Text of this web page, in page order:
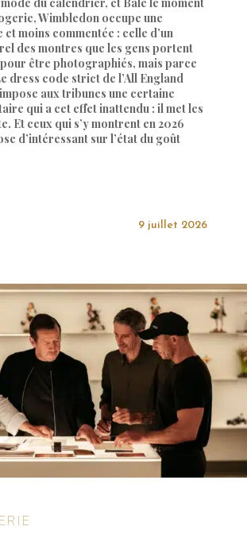
Wimbledon occupe une
moins commentée : celle d’un
des montres que les gens portent
être photographiés, mais parce
dress code strict de l’All England
aux tribunes une certaine
qui a cet effet inattendu : il met les
Et ceux qui s’y montrent en 2026
d’intéressant sur l’état du goût
9 juillet 2026